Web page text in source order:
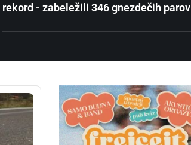
rekord - zabeležili 346 gnezdečih parov